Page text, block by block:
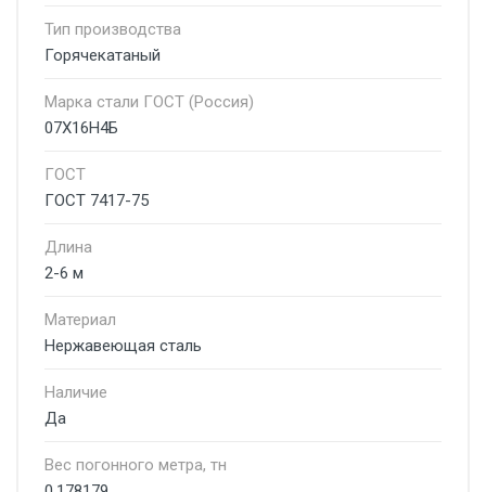
Тип производства
Горячекатаный
Марка стали ГОСТ (Россия)
07Х16Н4Б
ГОСТ
ГОСТ 7417-75
Длина
2-6 м
Материал
Нержавеющая сталь
Наличие
Да
Вес погонного метра, тн